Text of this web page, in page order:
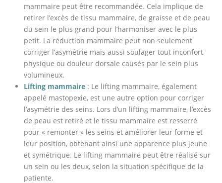
mammaire peut être recommandée. Cela implique de
retirer l’excès de tissu mammaire, de graisse et de peau
du sein le plus grand pour l’harmoniser avec le plus
petit. La réduction mammaire peut non seulement
corriger l’asymétrie mais aussi soulager tout inconfort
physique ou douleur dorsale causés par le sein plus
volumineux.
Lifting mammaire: Le lifting mammaire, également
appelé mastopexie, est une autre option pour corriger
l’asymétrie des seins. Lors d’un lifting mammaire, l’excès
de peau est retiré et le tissu mammaire est resserré
pour « remonter » les seins et améliorer leur forme et
leur position, obtenant ainsi une apparence plus jeune
et symétrique. Le lifting mammaire peut être réalisé sur
un sein ou les deux, selon la situation spécifique de la
patiente.